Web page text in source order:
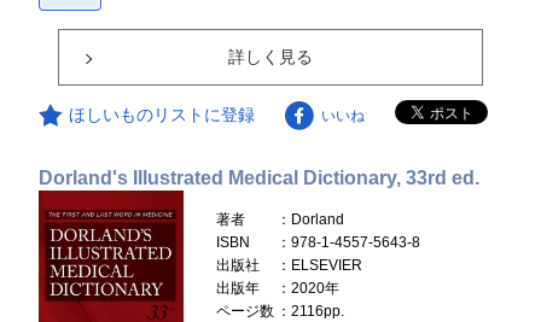
詳しく見る
ほしいものリストに登録 いいね
Dorland's Illustrated Medical Dictionary, 33rd ed.
著者
：Dorland
ISBN
：978-1-4557-5643-8
出版社
：ELSEVIER
出版年
：2020年
ページ数 ：2116pp.